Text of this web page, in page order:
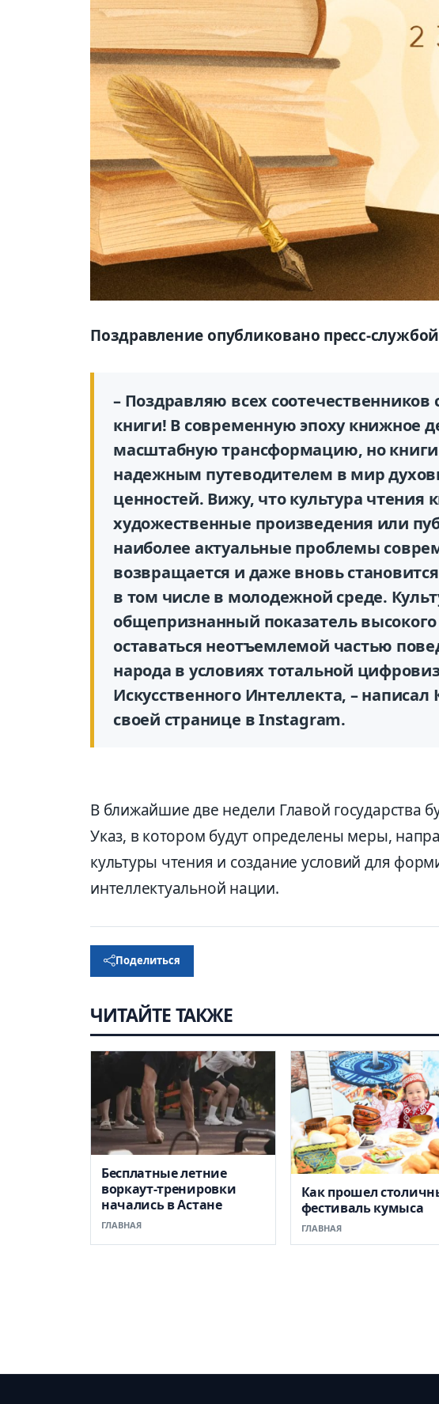
Поздравление опубликовано пресс-
– Поздравляю всех
книги! В современную эпоху книжное
масштабную трансформацию, но
надежным путеводителем в мир
ценностей. Вижу, что культура чтения
художественные произведения или
наиболее актуальные проблемы
возвращается и даже вновь
в том числе в молодежной среде.
общепризнанный показатель
оставаться неотъемлемой частью
народа в условиях тотальной
Искусственного Интеллекта, –
своей странице в Instagram.
В ближайшие две недели Главой государства
Указ, в котором будут определены меры,
культуры чтения и создание условий для
интеллектуальной нации.
Поделиться
ЧИТАЙТЕ ТАКЖЕ
Бесплатные летние
воркаут-тренировки
начались в Астане
ГЛАВНАЯ
Как прошел
фестиваль кумыса
ГЛАВНАЯ